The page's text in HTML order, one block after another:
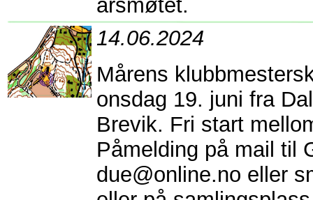
årsmøtet.
14.06.2024
Mårens
onsdag 19. juni fra
Brevik. Fri start
Påmelding på mail til
due@online.no eller